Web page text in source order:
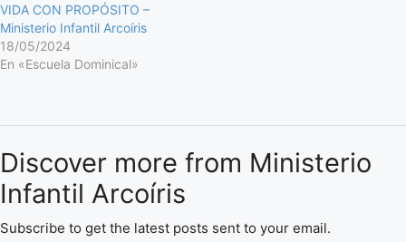
VIDA CON PROPÓSITO –
Ministerio Infantil Arcoíris
18/05/2024
En «Escuela Dominical»
Discover more from Ministerio
Infantil Arcoíris
Subscribe to get the latest posts sent to your email.